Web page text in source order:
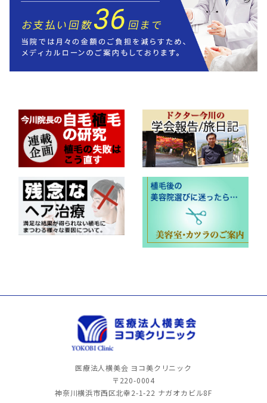
医療法人横美会 ヨコ美クリニック
〒220-0004
神奈川横浜市西区北幸2-1-22 ナガオカビル8F